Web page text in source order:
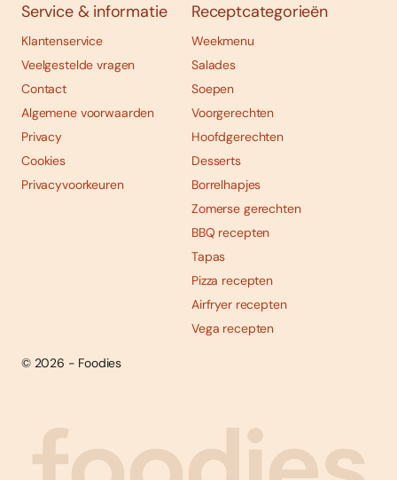
Abonneren
Service & informatie
Klantenservice
Veelgestelde vragen
Contact
Algemene voorwaarden
Privacy
Cookies
Privacyvoorkeuren
Receptcategorieën
Weekmenu
Salades
Soepen
Voorgerechten
Hoofdgerechten
Desserts
Borrelhapjes
Zomerse gerechten
BBQ recepten
Tapas
Pizza recepten
Airfryer recepten
Vega recepten
© 2026 - Foodies